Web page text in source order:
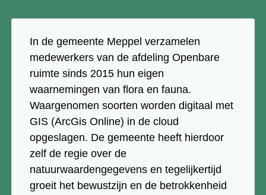
In de gemeente Meppel verzamelen
medewerkers van de afdeling Openbare
ruimte sinds 2015 hun eigen
waarnemingen van flora en fauna.
Waargenomen soorten worden digitaal met
GIS (ArcGis Online) in de cloud
opgeslagen. De gemeente heeft hierdoor
zelf de regie over de
natuurwaardengegevens en tegelijkertijd
groeit het bewustzijn en de betrokkenheid